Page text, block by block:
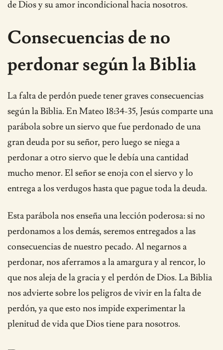
de Dios y su amor incondicional hacia nosotros.
Consecuencias de no
perdonar según la Biblia
La falta de perdón puede tener graves consecuencias
según la Biblia. En Mateo 18:34-35, Jesús comparte una
parábola sobre un siervo que fue perdonado de una
gran deuda por su señor, pero luego se niega a
perdonar a otro siervo que le debía una cantidad
mucho menor. El señor se enoja con el siervo y lo
entrega a los verdugos hasta que pague toda la deuda.
Esta parábola nos enseña una lección poderosa: si no
perdonamos a los demás, seremos entregados a las
consecuencias de nuestro pecado. Al negarnos a
perdonar, nos aferramos a la amargura y al rencor, lo
que nos aleja de la gracia y el perdón de Dios. La Biblia
nos advierte sobre los peligros de vivir en la falta de
perdón, ya que esto nos impide experimentar la
plenitud de vida que Dios tiene para nosotros.